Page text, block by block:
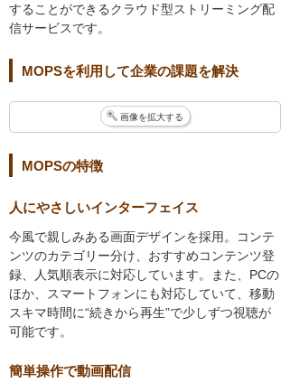
することができるクラウド型ストリーミング配
信サービスです。
MOPSを利用して企業の課題を解決
画像を拡大する
MOPSの特徴
人にやさしいインターフェイス
今風で親しみある画面デザインを採用。コンテ
ンツのカテゴリー分け、おすすめコンテンツ登
録、人気順表示に対応しています。また、PCの
ほか、スマートフォンにも対応していて、移動
スキマ時間に“続きから再生”で少しずつ視聴が
可能です。
簡単操作で動画配信